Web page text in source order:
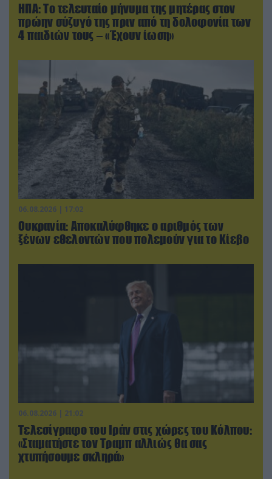
ΗΠΑ: Το τελευταίο μήνυμα της μητέρας στον
πρώην σύζυγό της πριν από τη δολοφονία των
4 παιδιών τους – «Έχουν ίωση»
06.08.2026 | 17:02
Ουκρανία: Αποκαλύφθηκε ο αριθμός των
ξένων εθελοντών που πολεμούν για το Κίεβο
06.08.2026 | 21:02
Τελεσίγραφο του Ιράν στις χώρες του Κόλπου:
«Σταματήστε τον Τραμπ αλλιώς θα σας
χτυπήσουμε σκληρά»